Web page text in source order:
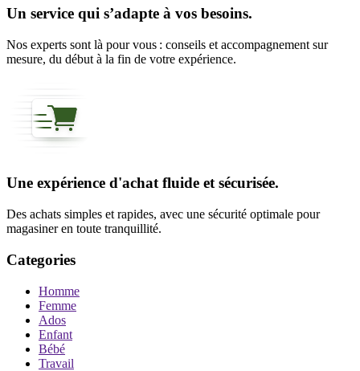
Un service qui s’adapte à vos besoins.
Nos experts sont là pour vous : conseils et accompagnement sur
mesure, du début à la fin de votre expérience.
Une expérience d'achat fluide et sécurisée.
Des achats simples et rapides, avec une sécurité optimale pour
magasiner en toute tranquillité.
Categories
Homme
Femme
Ados
Enfant
Bébé
Travail